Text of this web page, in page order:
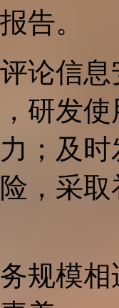
告。
评论信
研发
；及
，采
务规模